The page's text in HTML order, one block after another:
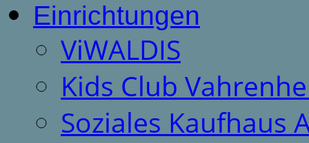
Einrichtungen
ViWALDIS
Kids Club
Soziales Kaufhaus